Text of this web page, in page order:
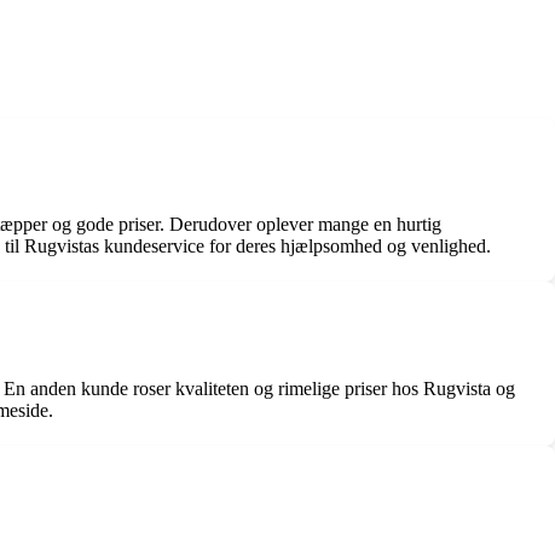
og gode priser. Derudover oplever mange en hurtig
Rugvistas kundeservice for deres hjælpsomhed og venlighed.
anden kunde roser kvaliteten og rimelige priser hos Rugvista og